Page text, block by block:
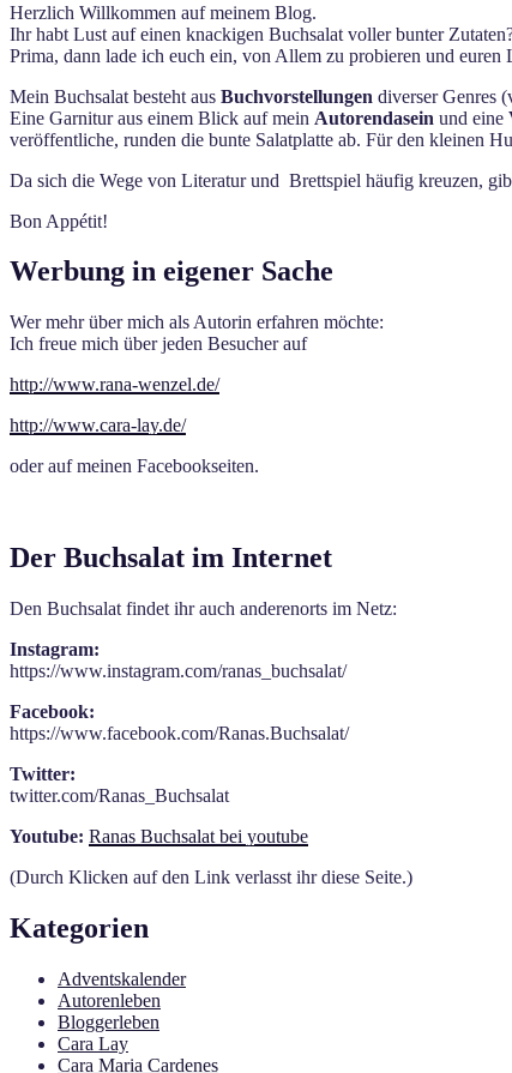
Herzlich Willkommen auf meinem Blog.
Ihr habt Lust auf einen knackigen Buchsalat voller bunter
Prima, dann lade ich euch ein, von Allem zu probieren und euren
Mein Buchsalat besteht aus Buchvorstellungen diverser Genres
Eine Garnitur aus einem Blick auf mein Autorendasein und eine
veröffentliche, runden die bunte Salatplatte ab. Für den kleinen
Da sich die Wege von Literatur und Brettspiel häufig kreuzen,
Bon Appétit!
Werbung in eigener Sache
Wer mehr über mich als Autorin erfahren möchte:
Ich freue mich über jeden Besucher auf
http://www.rana-wenzel.de/
http://www.cara-lay.de/
oder auf meinen Facebookseiten.
Der Buchsalat im Internet
Den Buchsalat findet ihr auch anderenorts im Netz:
Instagram:
https://www.instagram.com/ranas_buchsalat/
Facebook:
https://www.facebook.com/Ranas.Buchsalat/
Twitter:
twitter.com/Ranas_Buchsalat
Youtube: Ranas Buchsalat bei youtube
(Durch Klicken auf den Link verlasst ihr diese Seite.)
Kategorien
Adventskalender
Autorenleben
Bloggerleben
Cara Lay
Cara Maria Cardenes